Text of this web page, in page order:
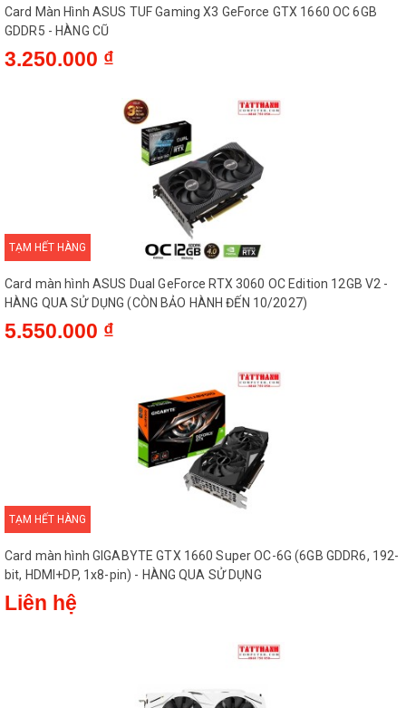
Card Màn Hình ASUS TUF Gaming X3 GeForce GTX 1660 OC 6GB
GDDR5 - HÀNG CŨ
3.250.000 ₫
TẠM HẾT HÀNG
Card màn hình ASUS Dual GeForce RTX 3060 OC Edition 12GB V2 -
HÀNG QUA SỬ DỤNG (CÒN BẢO HÀNH ĐẾN 10/2027)
5.550.000 ₫
TẠM HẾT HÀNG
Card màn hình GIGABYTE GTX 1660 Super OC-6G (6GB GDDR6, 192-
bit, HDMI+DP, 1x8-pin) - HÀNG QUA SỬ DỤNG
Liên hệ